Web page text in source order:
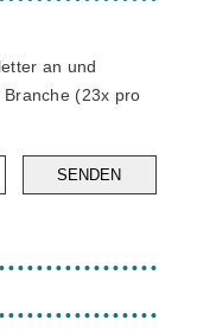
an und
(23x pro
SENDEN